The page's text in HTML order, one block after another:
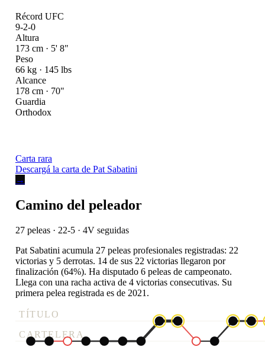
Récord UFC
9-2-0
Altura
173 cm · 5' 8"
Peso
66 kg · 145 lbs
Alcance
178 cm · 70"
Guardia
Orthodox
Carta rara
Descargá la carta de Pat Sabatini
→
Camino del peleador
27 peleas · 22-5· 4V seguidas
Pat Sabatini acumula 27 peleas profesionales registradas: 22
victorias y 5 derrotas. 14 de sus 22 victorias llegaron por
finalización (64%). Ha disputado 6 peleas de campeonato.
Llega con una racha activa de 4 victorias consecutivas. Su
primera pelea registrada es de 2021.
TÍTULO
CARTELERA